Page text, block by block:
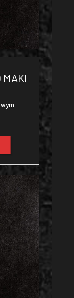
MAKI